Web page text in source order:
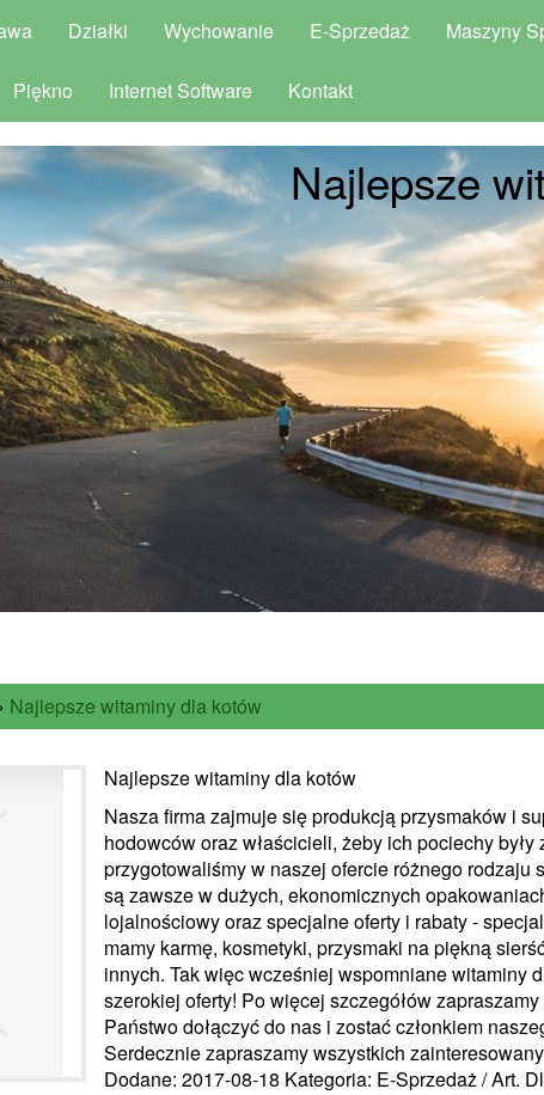
Działki Wychowanie E-Sprzedaż Maszyny
Piękno Internet Software Kontakt
Najlepsze
Najlepsze witaminy dla kotów
Najlepsze witaminy dla kotów
Nasza firma zajmuje się produkcją przysmaków i
hodowców oraz właścicieli, żeby ich pociechy
przygotowaliśmy w naszej ofercie różnego
są zawsze w dużych, ekonomicznych
lojalnościowy oraz specjalne oferty i rabaty -
mamy karmę, kosmetyki, przysmaki na piękną
innych. Tak więc wcześniej wspomniane witaminy
szerokiej oferty! Po więcej szczegółów
Państwo dołączyć do nas i zostać członkiem
Serdecznie zapraszamy wszystkich
Dodane: 2017-08-18 Kategoria: E-Sprzedaż / Art.